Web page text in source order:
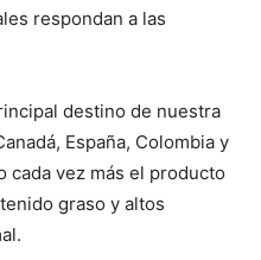
respondan a las
destino de nuestra
España, Colombia y
cada vez más el producto
graso y altos